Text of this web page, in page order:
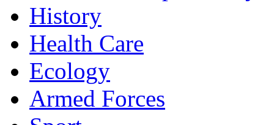
History
Health Care
Ecology
Armed Forces